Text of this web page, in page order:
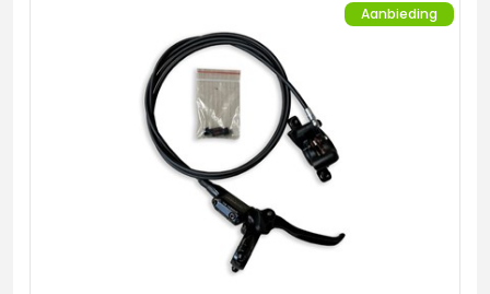
Aanbieding